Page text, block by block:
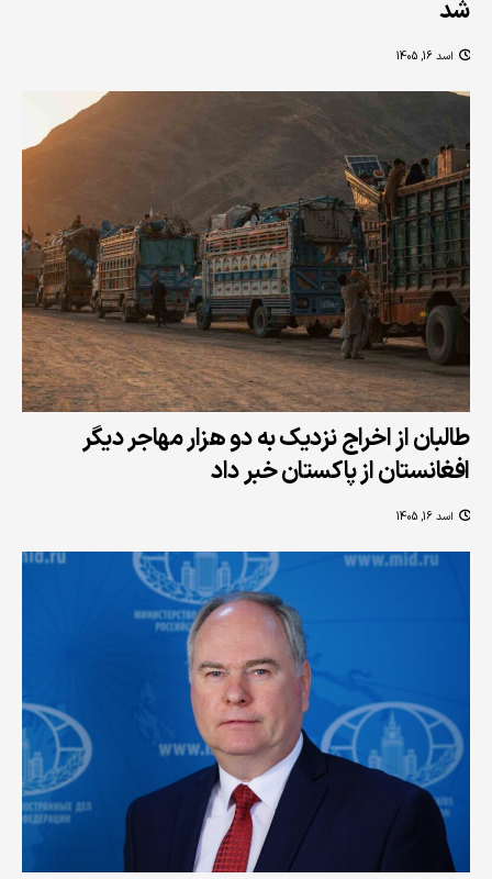
شد
اسد 16, 1405
طالبان از اخراج نزدیک به دو هزار مهاجر دیگر
افغانستان از پاکستان خبر داد
اسد 16, 1405